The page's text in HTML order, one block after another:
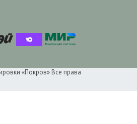
«Покров» Все права